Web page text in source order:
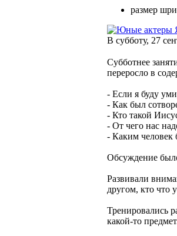
размер
В субботу, 27
Субботнее
переросло в
- Если я буду
- Как был
- Кто такой
- От чего нас
- Каким человек
Обсуждение
Развивали
другом, кто что
Тренировались
какой-то